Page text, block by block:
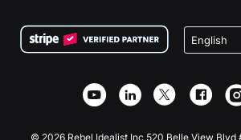
Confidentialité
Partenariat d'affiliation
Bibliothèque
Collecte de fonds caritative
Plugin de don Wix
Application de don Webflow
Don Joomla
© 2026 Rebel Idealist Inc 520 Belle View Blvd